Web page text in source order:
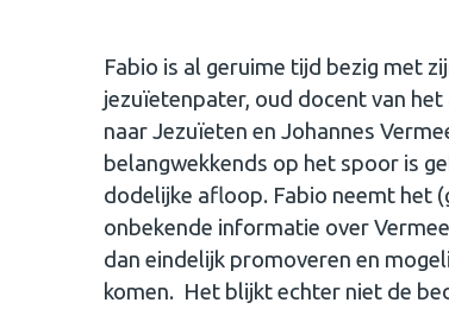
Fabio is al geruime tijd bezig met
jezuïetenpater, oud docent van
naar Jezuïeten en Johannes
belangwekkends op het spoor is
dodelijke afloop. Fabio neemt het
onbekende informatie over
dan eindelijk promoveren en
komen. Het blijkt echter niet de